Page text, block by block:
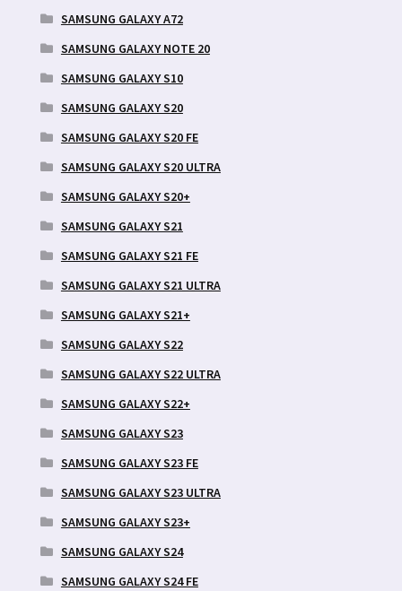
SAMSUNG GALAXY A72
SAMSUNG GALAXY NOTE 20
SAMSUNG GALAXY S10
SAMSUNG GALAXY S20
SAMSUNG GALAXY S20 FE
SAMSUNG GALAXY S20 ULTRA
SAMSUNG GALAXY S20+
SAMSUNG GALAXY S21
SAMSUNG GALAXY S21 FE
SAMSUNG GALAXY S21 ULTRA
SAMSUNG GALAXY S21+
SAMSUNG GALAXY S22
SAMSUNG GALAXY S22 ULTRA
SAMSUNG GALAXY S22+
SAMSUNG GALAXY S23
SAMSUNG GALAXY S23 FE
SAMSUNG GALAXY S23 ULTRA
SAMSUNG GALAXY S23+
SAMSUNG GALAXY S24
SAMSUNG GALAXY S24 FE